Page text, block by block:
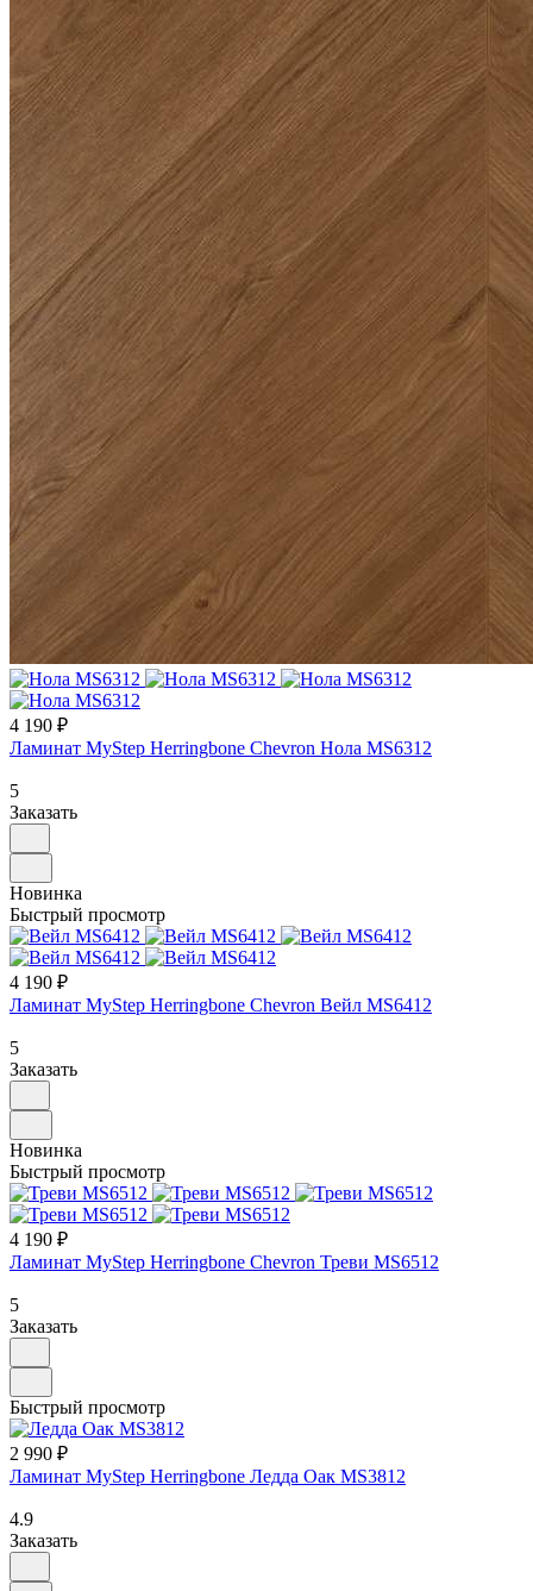
4 190 ₽
Ламинат MyStep Herringbone Chevron Нола MS6312
5
Заказать
Новинка
Быстрый просмотр
4 190 ₽
Ламинат MyStep Herringbone Chevron Вейл MS6412
5
Заказать
Новинка
Быстрый просмотр
4 190 ₽
Ламинат MyStep Herringbone Chevron Треви MS6512
5
Заказать
Быстрый просмотр
2 990 ₽
Ламинат MyStep Herringbone Ледда Оак MS3812
4.9
Заказать